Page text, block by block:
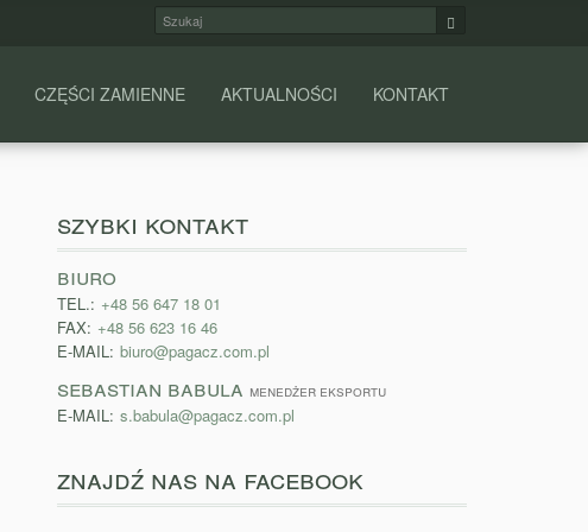
Szukaj
CZĘŚCI ZAMIENNE AKTUALNOŚCI KONTAKT
szybki kontakt
biuro
TEL.: +48 56 647 18 01
FAX: +48 56 623 16 46
E-MAIL: biuro@pagacz.com.pl
sebastian babula menedżer eksportu
E-MAIL: s.babula@pagacz.com.pl
znajdź nas na facebook